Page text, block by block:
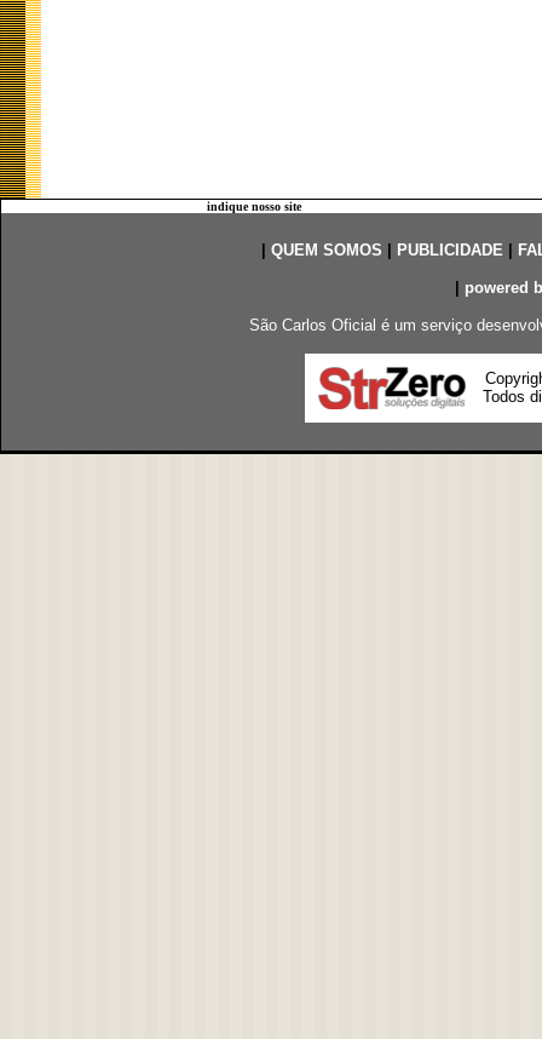
indique nosso site
QUEM SOMOS PUBLICIDADE|
powered
São Carlos Oficial é um serviço
Todos